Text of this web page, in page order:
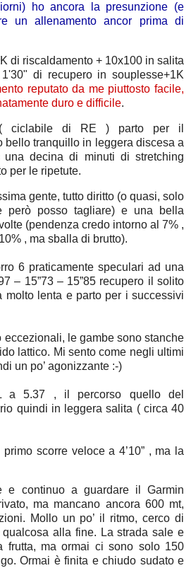
ho ancora la presunzione (e
un allenamento ancor prima di
di riscaldamento + 10x100 in salita
di recupero in souplesse+1K
reputato da me piuttosto facile,
duro e difficile.
( ciclabile di RE ) parto per il
bello tranquillo in leggera discesa a
decina di minuti di stretching
per le ripetute.
gente, tutto diritto (o quasi, solo
però posso tagliare) e una bella
(pendenza credo intorno al 7% ,
, ma sballa di brutto).
6 praticamente speculari ad una
– 15”73 – 15”85 recupero il solito
molto lenta e parto per i successivi
eccezionali, le gambe sono stanche
lattico. Mi sento come negli ultimi
un po’ agonizzante :-)
a 5.37 , il percorso quello del
quindi in leggera salita ( circa 40
scorre veloce a 4’10” , ma la
e continuo a guardare il Garmin
ma mancano ancora 600 mt,
Mollo un po’ il ritmo, cerco di
qualcosa alla fine. La strada sale e
frutta, ma ormai ci sono solo 150
Ormai è finita e chiudo sudato e